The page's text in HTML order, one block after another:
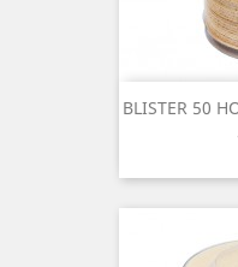
BLISTER 50